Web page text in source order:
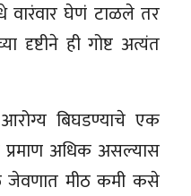
वारंवार घेणं टाळले तर
दृष्टीने ही गोष्ट अत्यंत
बिघडण्याचे एक
अधिक असल्यास
जेवणात मीठ कमी कसे